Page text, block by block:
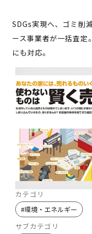
SDGs実現へ、ゴミ削
ース事業者が一括査定
にも対応。
カテゴリ
#環境・エネルギー
サブカテゴリ